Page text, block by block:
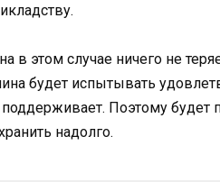
в этом случае ничего не
будет испытывать
Поэтому будет
надолго.